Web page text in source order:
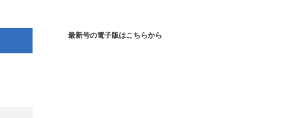
最新号の電子版はこちらから